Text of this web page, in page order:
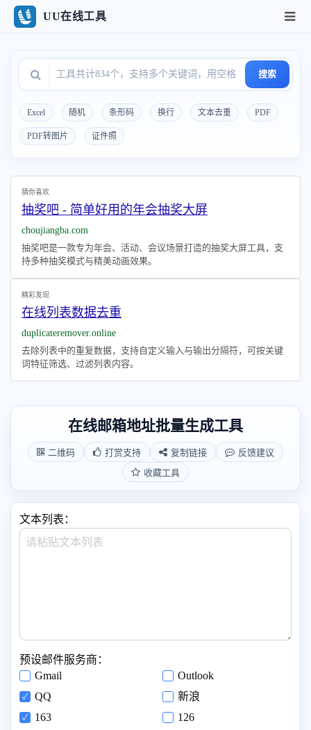
UU在线工具
搜索
Excel 随机 条形码 换行 文本去重 PDF
PDF转图片 证件照
猜你喜欢
抽奖吧 - 简单好用的年会抽奖大屏
choujiangba.com
抽奖吧是一款专为年会、活动、会议场景打造的抽奖大屏工具，支
持多种抽奖模式与精美动画效果。
精彩发现
在线列表数据去重
duplicateremover.online
去除列表中的重复数据，支持自定义输入与输出分隔符，可按关键
词特征筛选、过滤列表内容。
在线邮箱地址批量生成工具
二维码 打赏支持 复制链接
反馈建议
收藏工具
文本列表：
预设邮件服务商：
Gmail
Outlook
QQ
新浪
163
126